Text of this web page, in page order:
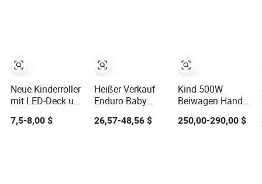
Neue Kinderroller
mit LED-Deck und
PU-Lichtreifen zu
verkaufen
7,5-8,00 $
Heißer Verkauf
Enduro Baby
Roller für Kinder
Chinesischer
26,57-48,56 $
Kind 500W
Beiwagen Handel
Solar Fracht 6000
W 72V Teile
250,00-290,00 $